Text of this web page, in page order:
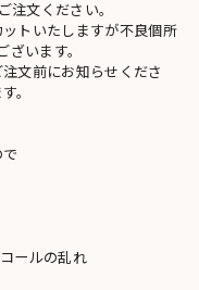
注文ください。
トいたしますが不良個所
います。
文前にお知らせくださ
。
ールの乱れ